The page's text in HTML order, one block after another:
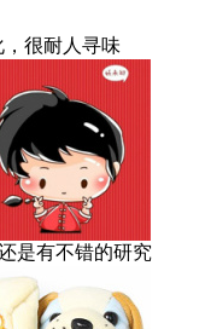
很耐人寻味
是有不错的研究